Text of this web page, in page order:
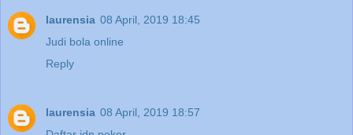
laurensia 08 April, 2019 18:45
Judi bola online
Reply
laurensia 08 April, 2019 18:57